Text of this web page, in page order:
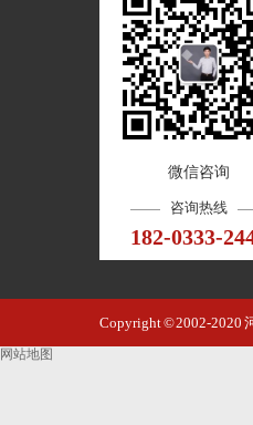
微信咨询
咨询热线
182-0333-
Copyright © 2002-2020
网站地图